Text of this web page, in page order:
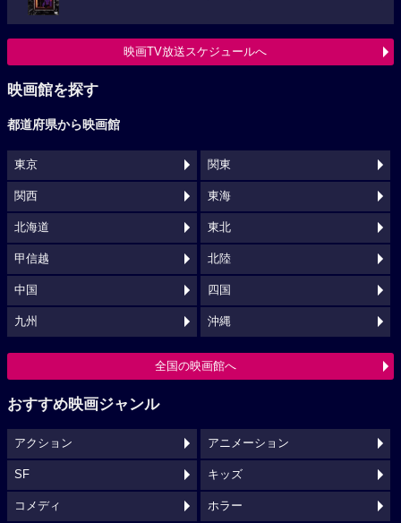
映画TV放送スケジュールへ
映画館を探す
都道府県から映画館
東京 関東
関西 東海
北海道 東北
甲信越 北陸
中国 四国
九州 沖縄
全国の映画館へ
おすすめ映画ジャンル
アクション アニメーション
SF キッズ
コメディ ホラー